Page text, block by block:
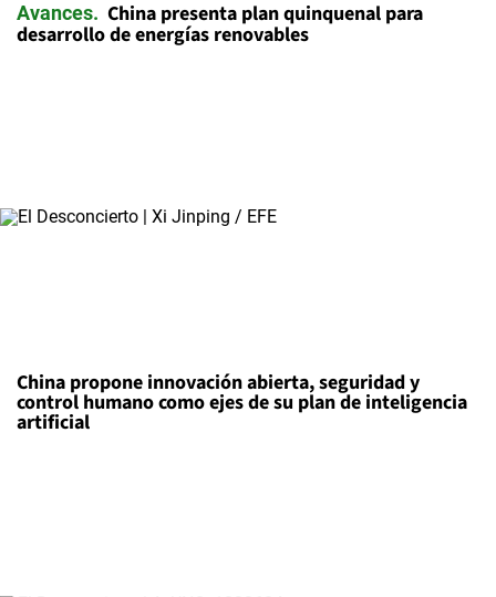
Avances China presenta plan quinquenal para
desarrollo de energías renovables
China propone innovación abierta, seguridad y
control humano como ejes de su plan de inteligencia
artificial